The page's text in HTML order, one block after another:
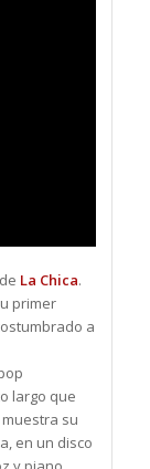
La Chica.
primer
a
largo que
su
en un disco